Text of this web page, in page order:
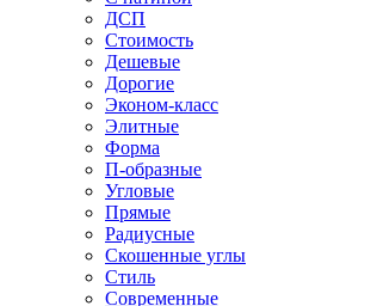
ДСП
Стоимость
Дешевые
Дорогие
Эконом-класс
Элитные
Форма
П-образные
Угловые
Прямые
Радиусные
Скошенные углы
Стиль
Современные